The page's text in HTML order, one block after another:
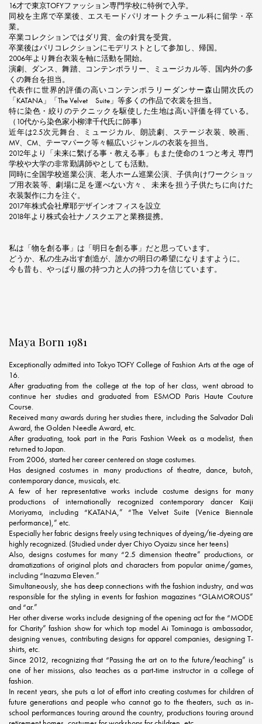
16才で東京TOFYファッション専門学校に特例で入学。
同校を主席で卒業後、エスモードパリオートクチュール科に留学・卒
業。
卒業コレクションではダリ賞、金の針賞を受賞。
卒業後はパリコレクションにモデリストとして参加し、帰国。
2006年より舞台衣装を軸に活動を開始。
演劇、ダンス、舞踏、コンテンポラリー、ミュージカル等、国内外の多
くの舞台を担当。
代表作に世界的評価の高いコンテンポラリーダンサー森山開次氏の
「KATANA」「The Velvet Suite」等多くの作品で衣裳を担当。
特に染色・絞りのテクニックを駆使した生地は高い評価を得ている。
（10代から染色家小柳津千代氏に師事）
近年は2.5次元舞台、ミュージカル、朗読劇、ステージ衣装、映画、
MV、CM、テーマパーク等々幅広いジャンルの衣装を担当。
2012年より「未来に繫げる事・教える事」もまた使命の１つと考え 専門
学校や大学の非常勤講師やとしても活動。
同時に全国学校巡業公演、老人ホーム巡業公演、子供向けワークショッ
プ用衣装等、劇場に足を運べない方々、 未来を担う子供たちに向けた
衣装製作に力を注ぐ。
2017年株式会社摩耶デザインオフィスを設立
2018年より株式会社ナノスクエアと業務提携。
私は「物を創る事」は「明日を創る事」だと思っています。
どうか、私の生み出す創造が、誰かの明日の希望になりますように。
今も昔も、やっぱり服の持つ力と人の持つ力を信じています。
Maya Born 1981
Exceptionally admitted into Tokyo TOFY College of Fashion Arts at the age of
16.
After graduating from the college at the top of her class, went abroad to
continue her studies and graduated from ESMOD Paris Haute Couture
Course.
Received many awards during her studies there, including the Salvador Dali
Award, the Golden Needle Award, etc.
After graduating, took part in the Paris Fashion Week as a modelist, then
returned to Japan.
From 2006, started her career centered on stage costumes.
Has designed costumes in many productions of theatre, dance, butoh,
contemporary dance, musicals, etc.
A few of her representative works include costume designs for many
productions of internationally recognized contemporary dancer Kaiji
Moriyama, including “KATANA,” “The Velvet Suite (Venice Biennale
performance),” etc.
Especially her fabric designs freely using techniques of dyeing/tie-dyeing are
highly recognized. (Studied under dyer Chiyo Oyaizu since her teens)
Also, designs costumes for many “2.5 dimension theatre” productions, or
dramatizations of original plots and characters from popular anime/games,
including “Inazuma Eleven.”
Simultaneously, she has deep connections with the fashion industry, and was
responsible for the styling in events for fashion magazines “GLAMOROUS”
and “ar.”
Her other diverse works include designing of the opening act for the “MODE
for Charity” fashion show for which top model Ai Tominaga is ambassador,
designing venues, contributing designs for apparel companies, designing T-
shirts, etc.
Since 2012, recognizing that “Passing the art on to the future/teaching” is
one of her missions, also teaches as a part-time instructor in a college of
fashion.
In recent years, she puts a lot of effort into creating costumes for children of
future generations and people who cannot go to the theaters, such as in-
school performances touring around the country, productions touring around